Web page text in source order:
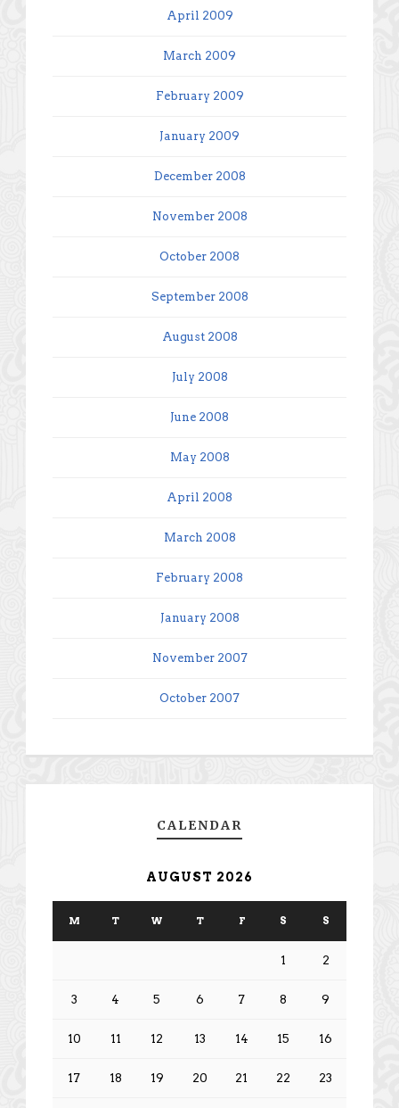
April 2009
March 2009
February 2009
January 2009
December 2008
November 2008
October 2008
September 2008
August 2008
July 2008
June 2008
May 2008
April 2008
March 2008
February 2008
January 2008
November 2007
October 2007
CALENDAR
AUGUST 2026
M T W T F S S
1 2
3 4 5 6 7 8 9
10 11 12 13 14 15 16
17 18 19 20 21 22 23